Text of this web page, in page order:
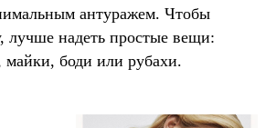
антуражем. Чтобы
лучше надеть простые вещи:
боди или рубахи.